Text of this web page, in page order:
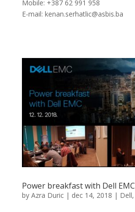
Mobile: +387 62 991 958
E-mail: kenan.serhatlic@asbis.ba
Power breakfast with Dell EMC
by Azra Duric| dec 14, 2018 | Dell,